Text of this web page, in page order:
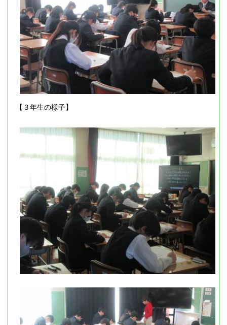
【３年生の様子】